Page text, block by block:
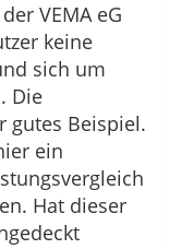
VEMA eG
keine
sich um
Die
gutes Beispiel.
ein
Hat dieser